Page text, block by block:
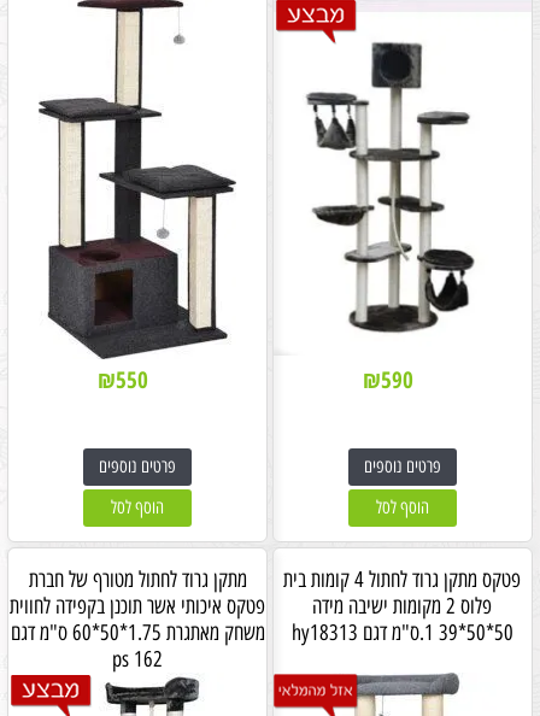
₪590
פרטים נוספים
הוסף לסל
₪550
פרטים נוספים
הוסף לסל
פטקס מתקן גרוד לחתול 4 קומות בית
פלוס 2 מקומות ישיבה מידה
50*50*39 1.ס"מ דגם hy18313
מתקן גרוד לחתול מטורף של חברת
פטקס איכותי אשר תוכנן בקפידה לחווית
משחק מאתגרת 1.75*50*60 ס"מ דגם
ps 162